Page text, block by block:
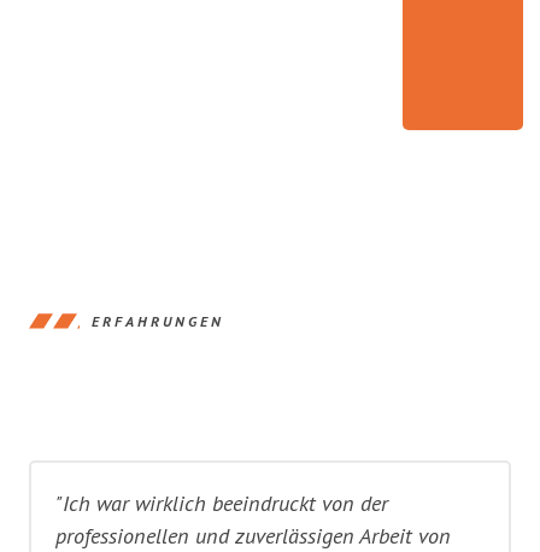
ERFAHRUNGEN
"Ich war wirklich beeindruckt von der
professionellen und zuverlässigen Arbeit von